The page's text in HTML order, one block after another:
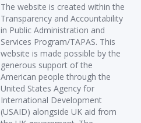
The website is created within the
Transparency and Accountability
in Public Administration and
Services Program/TAPAS. This
website is made possible by the
generous support of the
American people through the
United States Agency for
International Development
(USAID) alongside UK aid from